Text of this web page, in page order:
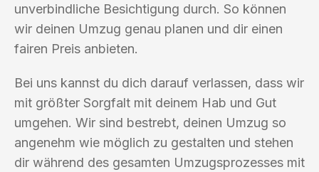
unverbindliche Besichtigung durch. So können
wir deinen Umzug genau planen und dir einen
fairen Preis anbieten.
Bei uns kannst du dich darauf verlassen, dass wir
mit größter Sorgfalt mit deinem Hab und Gut
umgehen. Wir sind bestrebt, deinen Umzug so
angenehm wie möglich zu gestalten und stehen
dir während des gesamten Umzugsprozesses mit